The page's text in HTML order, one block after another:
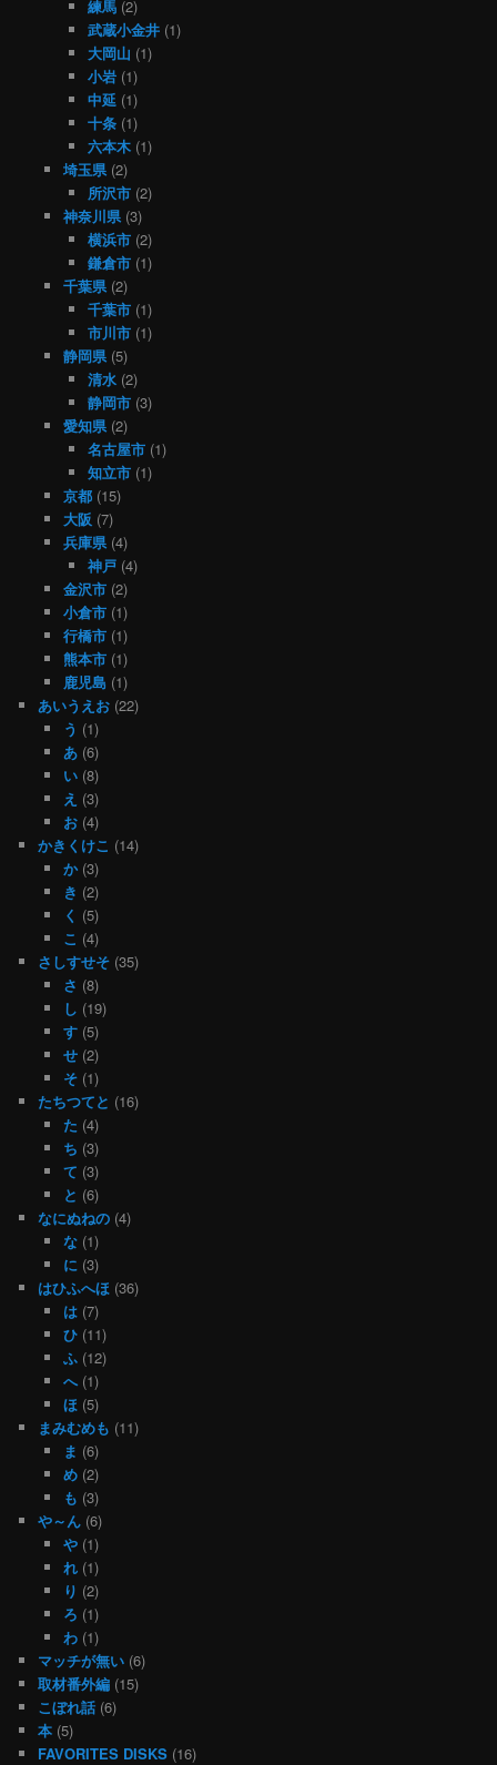
練馬 (2)
武蔵小金井 (1)
大岡山 (1)
小岩 (1)
中延 (1)
十条 (1)
六本木 (1)
埼玉県(2)
所沢市 (2)
神奈川県(3)
横浜市 (2)
鎌倉市 (1)
千葉県(2)
千葉市 (1)
市川市 (1)
静岡県(5)
清水 (2)
静岡市 (3)
愛知県(2)
名古屋市 (1)
知立市 (1)
京都(15)
大阪 (7)
兵庫県(4)
神戸 (4)
金沢市(2)
小倉市(1)
行橋市(1)
熊本市(1)
鹿児島 (1)
あいうえお (22)
う (1)
あ(6)
い(8)
え (3)
お(4)
かきくけこ (14)
か(3)
き (2)
く (5)
こ (4)
さしすせそ (35)
さ (8)
し (19)
す(5)
せ(2)
そ(1)
たちつてと (16)
た (4)
ち (3)
て (3)
と (6)
なにぬねの (4)
な(1)
に (3)
はひふへほ (36)
は(7)
ひ(11)
ふ(12)
へ(1)
ほ (5)
まみむめも (11)
ま (6)
め(2)
も (3)
や～ん (6)
や(1)
れ(1)
り (2)
ろ (1)
わ(1)
マッチが無い (6)
取材番外編 (15)
こぼれ話 (6)
本 (5)
FAVORITES DISKS (16)